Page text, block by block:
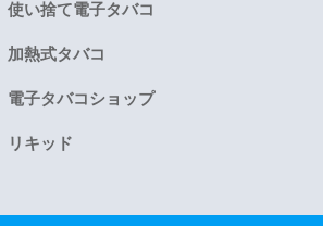
使い捨て電子タバコ
加熱式タバコ
電子タバコショップ
リキッド